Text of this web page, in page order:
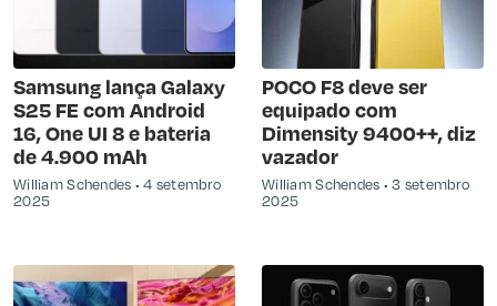
Samsung lança Galaxy
S25 FE com Android
16, One UI 8 e bateria
de 4.900 mAh
William Schendes
4 setembro
2025
POCO F8 deve ser
equipado com
Dimensity 9400++, diz
vazador
William Schendes
3 setembro
2025